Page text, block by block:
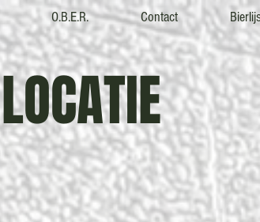
O.B.E.R. Contact
LOCATIE